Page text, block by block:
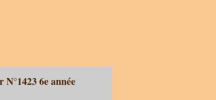
6e année